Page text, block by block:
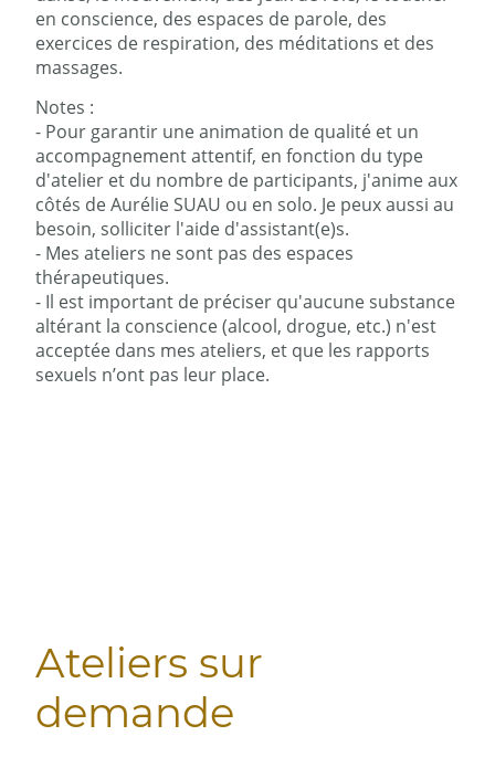
en conscience, des espaces de parole, des
exercices de respiration, des méditations et des
massages.
Notes :
- Pour garantir une animation de qualité et un
accompagnement attentif, en fonction du type
d'atelier et du nombre de participants, j'anime aux
côtés de Aurélie SUAU ou en solo. Je peux aussi au
besoin, solliciter l'aide d'assistant(e)s.
- Mes ateliers ne sont pas des espaces
thérapeutiques.
- Il est important de préciser qu'aucune substance
altérant la conscience (alcool, drogue, etc.) n'est
acceptée dans mes ateliers, et que les rapports
sexuels n’ont pas leur place.
Ateliers sur
demande